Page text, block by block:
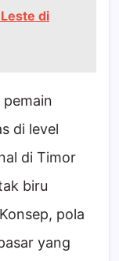
di
pemain
di level
di Timor
biru
pola
yang